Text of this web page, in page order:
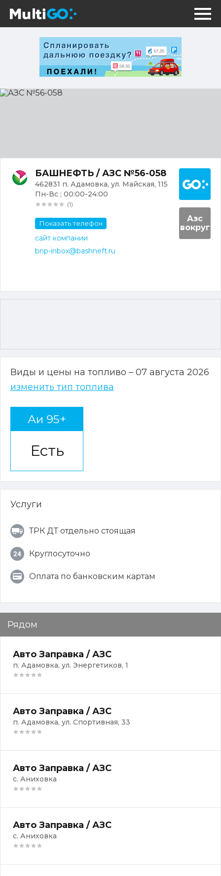
АЗС
БАШНЕФТЬ / АЗС №56-058
462831 п. Адамовка, ул. Майская, 115
Пн-Вс ; 00:00-24:00
(1)
Показать телефон
сайт компании
bnp-inbox@bashneft.ru
Азс
вокруг
Виды и цены на топливо – 07 августа 2026
изменить тип топлива
Аи 95+
Есть
Услуги
ТРК ДТ отдельно стоящая
Круглосуточно
Оплата по банковским картам
Рядом
Авто Заправка / АЗС
п. Адамовка, ул. Энергетиков, 1
Авто Заправка / АЗС
п. Адамовка, ул. Спортивная, 33
Авто Заправка / АЗС
с. Аниховка
Авто Заправка / АЗС
с. Аниховка